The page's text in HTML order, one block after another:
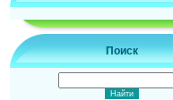
Поиск